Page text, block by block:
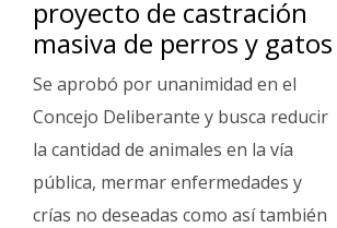
proyecto de castración
masiva de perros y gatos
Se aprobó por unanimidad en el
Concejo Deliberante y busca reducir
la cantidad de animales en la vía
pública, mermar enfermedades y
crías no deseadas como así también